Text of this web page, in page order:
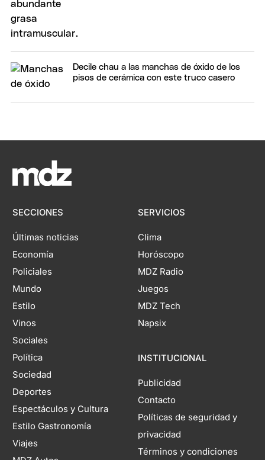
Decile chau a las manchas de óxido de los
pisos de cerámica con este truco casero
SECCIONES
Últimas noticias
Economía
Policiales
Mundo
Estilo
Vinos
Sociales
Política
Sociedad
Deportes
Espectáculos y Cultura
Estilo Gastronomía
Viajes
SERVICIOS
Clima
Horóscopo
MDZ Radio
Juegos
MDZ Tech
Napsix
INSTITUCIONAL
Publicidad
Contacto
Políticas de seguridad y
privacidad
Términos y condiciones